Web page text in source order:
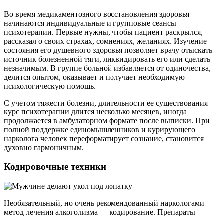
Во время медикаментозного восстановления здоровья
начинаются индивидуальные и групповые сеансы
психотерапии. Первые нужны, чтобы пациент раскрылся,
рассказал о своих страхах, сомнениях, желаниях. Изучение
состояния его душевного здоровья позволяет врачу отыскать
источник болезненной тяги, ликвидировать его или сделать
незначимым. В группе больной избавляется от одиночества,
делится опытом, оказывает и получает необходимую
психологическую помощь.
С учетом тяжести болезни, длительности ее существования
курс психотерапии длится несколько месяцев, иногда
продолжается в амбулаторном формате после выписки. При
полной поддержке единомышленников и курирующего
нарколога человек переформатирует сознание, становится
духовно гармоничным.
Кодировочные техники
Необязательный, но очень рекомендованный наркологами
метод лечения алкоголизма — кодирование. Препараты